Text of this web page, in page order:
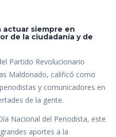
actuar siempre en
de la ciudadanía y de
Partido Revolucionario
Maldonado, calificó como
y comunicadores en
de la gente.
Nacional del Periodista, este
aportes a la